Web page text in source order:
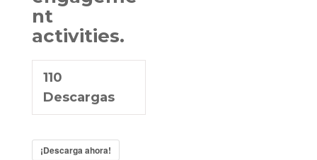
nt
activities.
110
Descargas
¡Descarga ahora!